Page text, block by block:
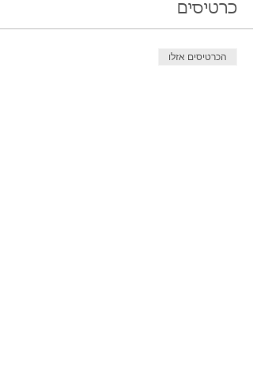
כרטיסים
הכרטיסים אזלו